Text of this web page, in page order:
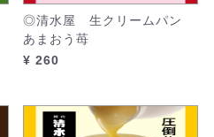
◎清水屋 生クリームパン
あまおう苺
¥ 260